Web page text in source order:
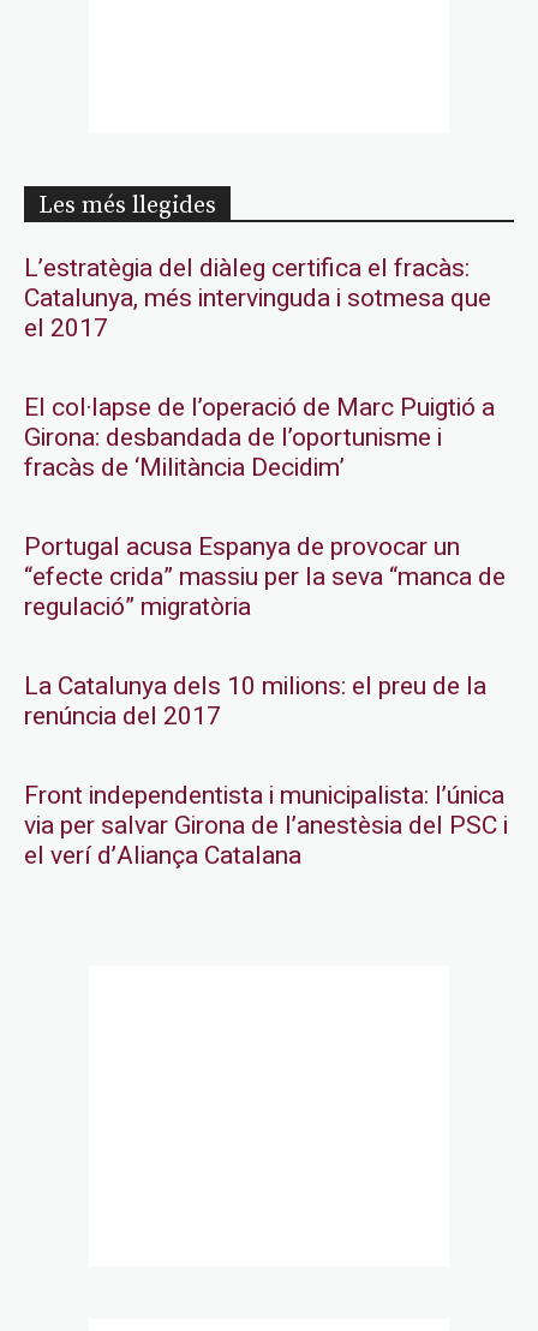
Les més llegides
L’estratègia del diàleg certifica el fracàs:
Catalunya, més intervinguda i sotmesa que
el 2017
El col·lapse de l’operació de Marc Puigtió a
Girona: desbandada de l’oportunisme i
fracàs de ‘Militància Decidim’
Portugal acusa Espanya de provocar un
“efecte crida” massiu per la seva “manca de
regulació” migratòria
La Catalunya dels 10 milions: el preu de la
renúncia del 2017
Front independentista i municipalista: l’única
via per salvar Girona de l’anestèsia del PSC i
el verí d’Aliança Catalana